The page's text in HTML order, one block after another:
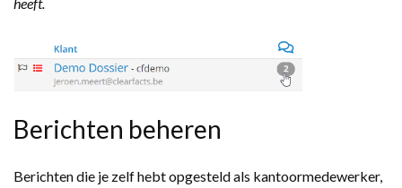
Berichten beheren
Berichten die je zelf hebt opgesteld als kantoormedewerker,